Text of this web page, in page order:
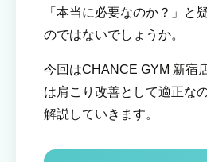
「本当に必要なのか？」と
のではないでしょうか。
今回はCHANCE GYM 新宿
は肩こり改善として適正な
解説していきます。